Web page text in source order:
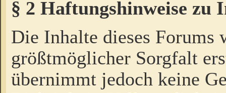
§ 2 Haftungshinweise zu
Die Inhalte dieses Forums
größtmöglicher Sorgfalt
übernimmt jedoch keine